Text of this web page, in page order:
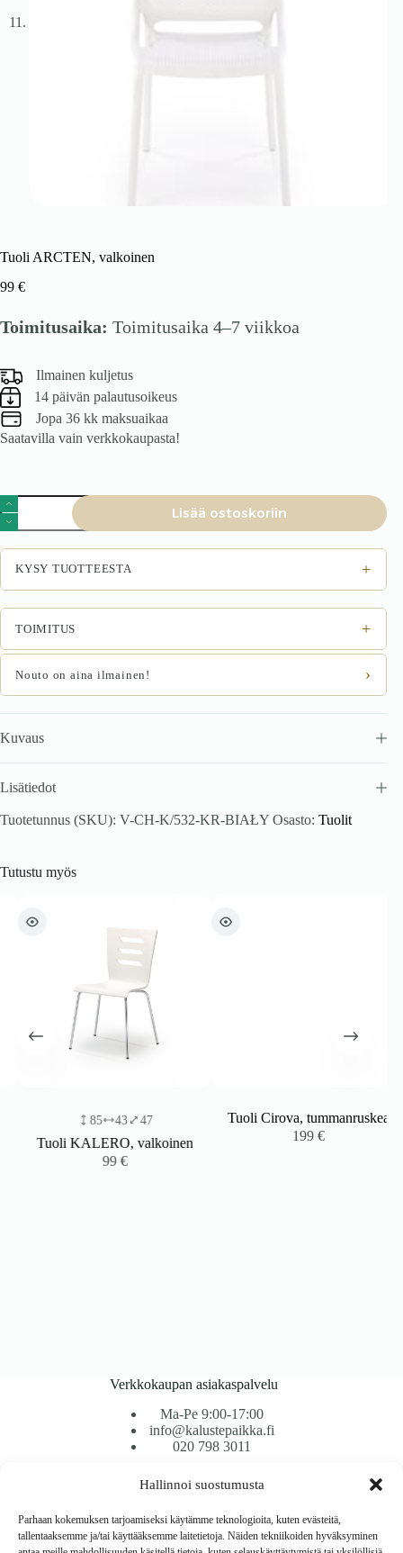
Hallinnoi suostumusta
Parhaan kokemuksen tarjoamiseksi käytämme teknologioita, kuten evästeitä,
tallentaaksemme ja/tai käyttääksemme laitetietoja. Näiden tekniikoiden hyväksyminen
Tuoli ARCTEN, valkoinen
99 €
Toimitusaika: Toimitusaika 4–7 viikkoa
Ilmainen kuljetus
14 päivän palautusoikeus
Jopa 36 kk maksuaikaa
Saatavilla vain verkkokaupasta!
Tuoli
ARCTEN,
valkoinen
määrä
Lisää ostoskoriin
KYSY TUOTTEESTA +
TOIMITUS +
Nouto on aina ilmainen! ›
Kuvaus
Lisätiedot
Tuotetunnus (SKU): V-CH-K/532-KR-BIAŁY Osasto: Tuolit
Tutustu myös
85 43 47
Tuoli KALERO, valkoinen
99€
Tuoli Cirova, tummanruskea
199€
Verkkokaupan asiakaspalvelu
Ma-Pe 9:00-17:00
info@kalustepaikka.fi
020 798 3011
Tavarantoimitus / Maksutavat
Toimitustavat
Maksutavat
Vaihto ja palautus